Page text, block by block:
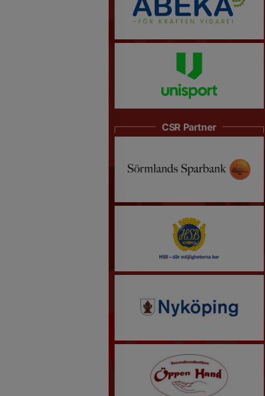
CSR Partner